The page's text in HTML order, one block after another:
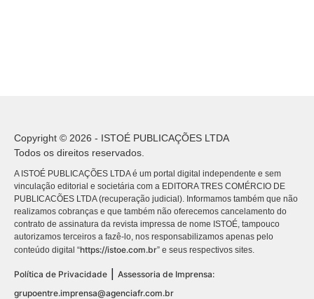
Copyright © 2026 - ISTOÉ PUBLICAÇÕES LTDA
Todos os direitos reservados.
A ISTOÉ PUBLICAÇÕES LTDA é um portal digital independente e sem
vinculação editorial e societária com a EDITORA TRES COMÉRCIO DE
PUBLICACÕES LTDA (recuperação judicial). Informamos também que não
realizamos cobranças e que também não oferecemos cancelamento do
contrato de assinatura da revista impressa de nome ISTOÉ, tampouco
autorizamos terceiros a fazê-lo, nos responsabilizamos apenas pelo
conteúdo digital “https://istoe.com.br” e seus respectivos sites.
Política de Privacidade
Assessoria de Imprensa:
grupoentre.imprensa@agenciafr.com.br